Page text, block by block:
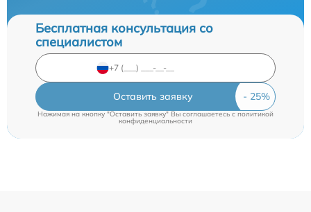
Бесплатная консультация со
специалистом
Оставить заявку
Нажимая на кнопку "Оставить заявку" Вы соглашаетесь cполитикой
конфиденциальности